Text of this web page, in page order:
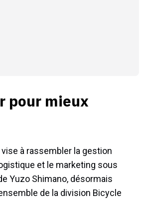
pour mieux
à rassembler la gestion
et le marketing sous
Yuzo Shimano, désormais
de la division Bicycle